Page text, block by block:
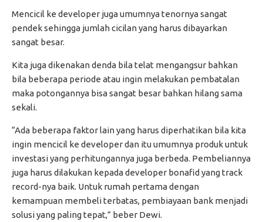
Mencicil ke developer juga umumnya tenornya sangat
pendek sehingga jumlah cicilan yang harus dibayarkan
sangat besar.
Kita juga dikenakan denda bila telat mengangsur bahkan
bila beberapa periode atau ingin melakukan pembatalan
maka potongannya bisa sangat besar bahkan hilang sama
sekali.
“Ada beberapa faktor lain yang harus diperhatikan bila kita
ingin mencicil ke developer dan itu umumnya produk untuk
investasi yang perhitungannya juga berbeda. Pembeliannya
juga harus dilakukan kepada developer bonafid yang track
record-nya baik. Untuk rumah pertama dengan
kemampuan membeli terbatas, pembiayaan bank menjadi
solusi yang paling tepat,” beber Dewi.